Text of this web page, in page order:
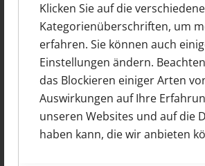
Klicken Sie auf die
Kategorienüberschriften, um
erfahren. Sie können auch
Einstellungen ändern.
das Blockieren einiger Arten
Auswirkungen auf Ihre
unseren Websites und auf die
haben kann, die wir anbieten
Erweiterung eines
Lampertheim